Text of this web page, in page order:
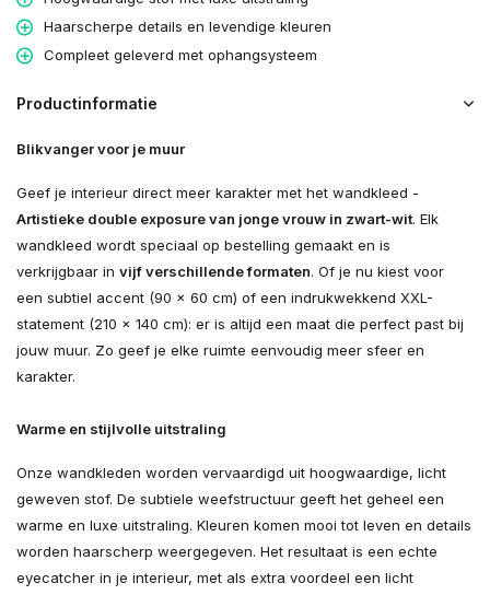
Haarscherpe details en levendige kleuren
Compleet geleverd met ophangsysteem
Productinformatie
Blikvanger voor je muur
Geef je interieur direct meer karakter met het wandkleed -
Artistieke double exposure van jonge vrouw in zwart-wit. Elk
wandkleed wordt speciaal op bestelling gemaakt en is
verkrijgbaar in vijf verschillende formaten. Of je nu kiest voor
een subtiel accent (90 × 60 cm) of een indrukwekkend XXL-
statement (210 × 140 cm): er is altijd een maat die perfect past bij
jouw muur. Zo geef je elke ruimte eenvoudig meer sfeer en
karakter.
Warme en stijlvolle uitstraling
Onze wandkleden worden vervaardigd uit hoogwaardige, licht
geweven stof. De subtiele weefstructuur geeft het geheel een
warme en luxe uitstraling. Kleuren komen mooi tot leven en details
worden haarscherp weergegeven. Het resultaat is een echte
eyecatcher in je interieur, met als extra voordeel een licht